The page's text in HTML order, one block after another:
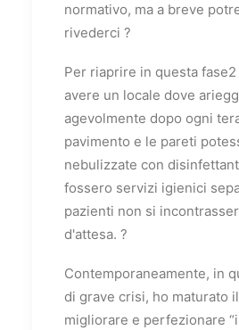
normativo, ma a breve
rivederci ?
Per riaprire in questa
avere un locale dove
agevolmente dopo ogni
pavimento e le pareti
nebulizzate con
fossero servizi igienici
pazienti non si
d'attesa. ?
Contemporaneamente, in
di grave crisi, ho maturato
migliorare e perfezionare